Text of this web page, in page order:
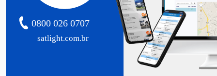
satlight.com.br
0800 026 0707